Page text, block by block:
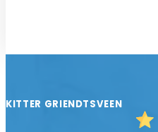
KITTER GRIENDTSVEEN